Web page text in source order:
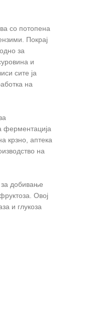
со потопена
Покрај
за
и
сите ја
на
ферментација
крзно, аптека
на
за добивање
Овој
и глукоза